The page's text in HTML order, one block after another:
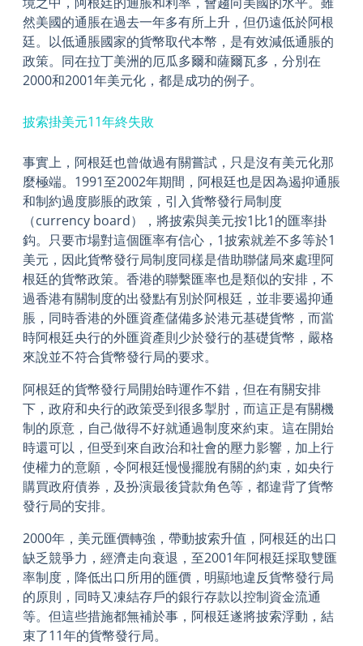
然美國的通脹在過去一年多有所上升，但仍遠低於阿根
廷。以低通脹國家的貨幣取代本幣，是有效減低通脹的
政策。同在拉丁美洲的厄瓜多爾和薩爾瓦多，分別在
2000和2001年美元化，都是成功的例子。
披索掛美元11年終失敗
事實上，阿根廷也曾做過有關嘗試，只是沒有美元化那
麼極端。1991至2002年期間，阿根廷也是因為遏抑通脹
和制約過度膨脹的政策，引入貨幣發行局制度
（currency board），將披索與美元按1比1的匯率掛
鈎。只要市場對這個匯率有信心，1披索就差不多等於1
美元，因此貨幣發行局制度同樣是借助聯儲局來處理阿
根廷的貨幣政策。香港的聯繫匯率也是類似的安排，不
過香港有關制度的出發點有別於阿根廷，並非要遏抑通
脹，同時香港的外匯資產儲備多於港元基礎貨幣，而當
時阿根廷央行的外匯資產則少於發行的基礎貨幣，嚴格
來說並不符合貨幣發行局的要求。
阿根廷的貨幣發行局開始時運作不錯，但在有關安排
下，政府和央行的政策受到很多掣肘，而這正是有關機
制的原意，自己做得不好就通過制度來約束。這在開始
時還可以，但受到來自政治和社會的壓力影響，加上行
使權力的意願，令阿根廷慢慢擺脫有關的約束，如央行
購買政府債券，及扮演最後貸款角色等，都違背了貨幣
發行局的安排。
2000年，美元匯價轉強，帶動披索升值，阿根廷的出口
缺乏競爭力，經濟走向衰退，至2001年阿根廷採取雙匯
率制度，降低出口所用的匯價，明顯地違反貨幣發行局
的原則，同時又凍結存戶的銀行存款以控制資金流通
等。但這些措施都無補於事，阿根廷遂將披索浮動，結
束了11年的貨幣發行局。